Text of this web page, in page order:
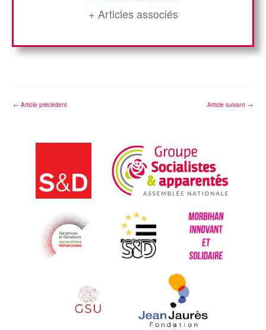
+ Articles associés
← Article précédent Article suivant →